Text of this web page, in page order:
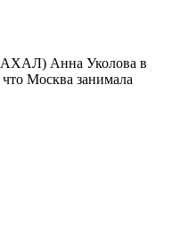
Анна Уколова в
Москва занимала